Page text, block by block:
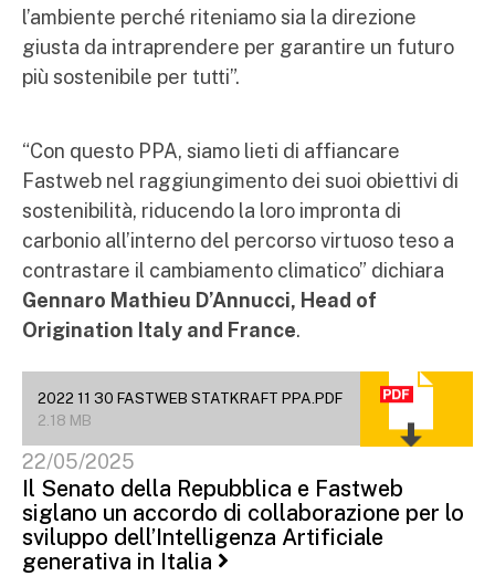
l’ambiente perché riteniamo sia la direzione
giusta da intraprendere per garantire un futuro
più sostenibile per tutti”.
“Con questo PPA, siamo lieti di affiancare
Fastweb nel raggiungimento dei suoi obiettivi di
sostenibilità, riducendo la loro impronta di
carbonio all’interno del percorso virtuoso teso a
contrastare il cambiamento climatico” dichiara
Gennaro Mathieu D’Annucci, Head of
Origination Italy and France.
2022 11 30 FASTWEB STATKRAFT PPA.PDF
2.18 MB
22/05/2025
Il Senato della Repubblica e Fastweb
siglano un accordo di collaborazione per lo
sviluppo dell’Intelligenza Artificiale
generativa in Italia